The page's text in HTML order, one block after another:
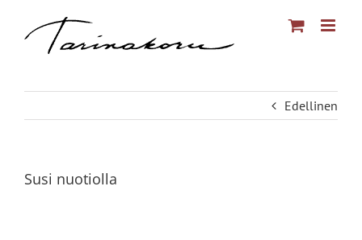
Edellinen
Susi nuotiolla